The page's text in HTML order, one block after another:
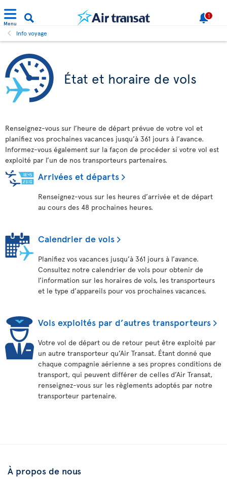
Menu
1
Info voyage
État et horaire de vols
Renseignez-vous sur l’heure de départ prévue de votre vol et
planifiez vos prochaines vacances jusqu’à 361 jours à l’avance.
Informez-vous également sur la façon de procéder si votre vol est
exploité par l’un de nos transporteurs partenaires.
Arrivées et départs
Renseignez-vous sur les heures d’arrivée et de départ
au cours des 48 prochaines heures.
Calendrier de vols
Planifiez vos vacances jusqu’à 361 jours à l’avance.
Consultez notre calendrier de vols pour obtenir de
l’information sur les horaires de vols, les transporteurs
et le type d’appareils pour vos prochaines vacances.
Vols exploités par d’autres transporteurs
Votre vol de départ ou de retour peut être exploité par
un autre transporteur qu’Air Transat. Étant donné que
chaque compagnie aérienne a ses propres conditions de
transport, qui peuvent différer de celles d’Air Transat,
renseignez-vous sur les règlements adoptés par notre
transporteur partenaire.
À propos de nous